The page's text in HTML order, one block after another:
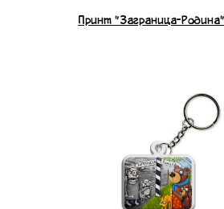
Принт "Заграница-